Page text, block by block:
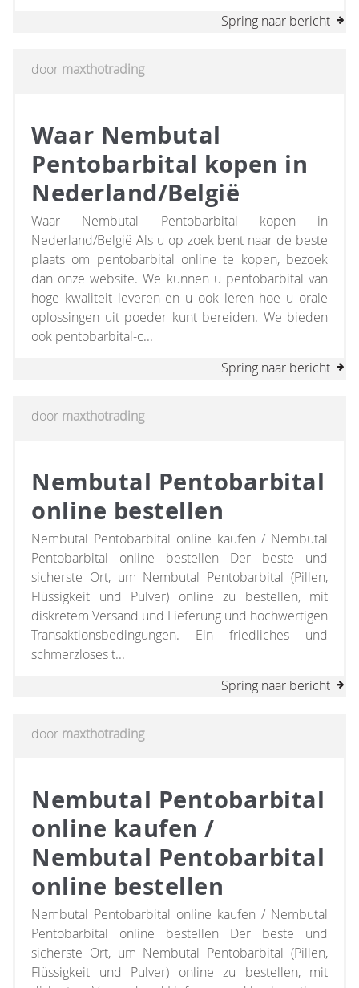
Spring naar bericht
door maxthotrading
Waar Nembutal
Pentobarbital kopen in
Nederland/België
Waar Nembutal Pentobarbital kopen in
Nederland/België Als u op zoek bent naar de beste
plaats om pentobarbital online te kopen, bezoek
dan onze website. We kunnen u pentobarbital van
hoge kwaliteit leveren en u ook leren hoe u orale
oplossingen uit poeder kunt bereiden. We bieden
ook pentobarbital-c...
Spring naar bericht
door maxthotrading
Nembutal Pentobarbital
online bestellen
Nembutal Pentobarbital online kaufen / Nembutal
Pentobarbital online bestellen Der beste und
sicherste Ort, um Nembutal Pentobarbital (Pillen,
Flüssigkeit und Pulver) online zu bestellen, mit
diskretem Versand und Lieferung und hochwertigen
Transaktionsbedingungen. Ein friedliches und
schmerzloses t...
Spring naar bericht
door maxthotrading
Nembutal Pentobarbital
online kaufen /
Nembutal Pentobarbital
online bestellen
Nembutal Pentobarbital online kaufen / Nembutal
Pentobarbital online bestellen Der beste und
sicherste Ort, um Nembutal Pentobarbital (Pillen,
Flüssigkeit und Pulver) online zu bestellen, mit